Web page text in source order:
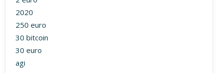
2020
250 euro
30 bitcoin
30 euro
agi